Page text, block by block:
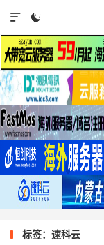


标签：速科云